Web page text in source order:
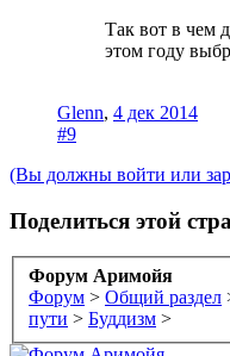
Так вот в чем
этом году
Glenn, 4 дек 2014
#9
(Вы должны войти или
Поделиться этой
Форум Аримойя
Форум > Общий раздел
пути > Буддизм >